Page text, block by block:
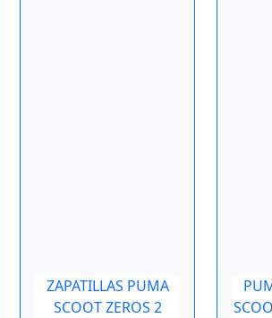
ZAPATILLAS PUMA
SCOOT ZEROS 2